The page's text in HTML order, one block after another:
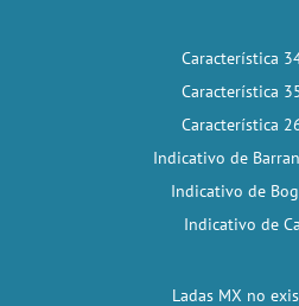
Característica
Característica
Característica
Indicativo de
Indicativo de
Indicativo de
Ladas MX no